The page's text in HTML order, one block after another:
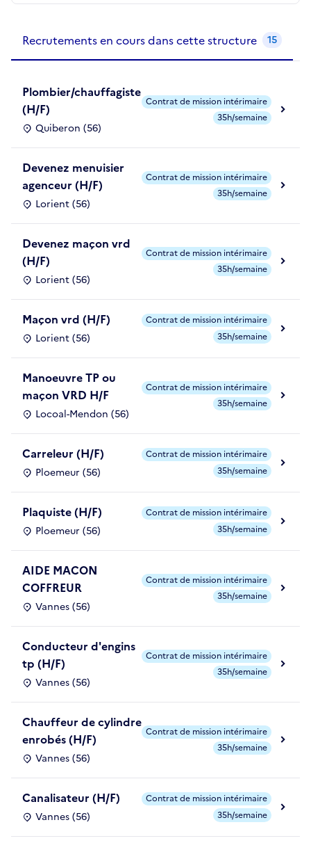
Recrutements en cours dans cette structure 15
Plombier/chauffagiste
(H/F)
Quiberon (56)
Contrat de mission intérimaire
35h/semaine
Devenez menuisier
agenceur (H/F)
Lorient (56)
Contrat de mission intérimaire
35h/semaine
Devenez maçon vrd
(H/F)
Lorient (56)
Contrat de mission intérimaire
35h/semaine
Maçon vrd (H/F)
Lorient (56)
Contrat de mission intérimaire
35h/semaine
Manoeuvre TP ou
maçon VRD H/F
Locoal-Mendon (56)
Contrat de mission intérimaire
35h/semaine
Carreleur (H/F)
Ploemeur (56)
Contrat de mission intérimaire
35h/semaine
Plaquiste (H/F)
Ploemeur (56)
Contrat de mission intérimaire
35h/semaine
AIDE MACON
COFFREUR
Vannes (56)
Contrat de mission intérimaire
35h/semaine
Conducteur d'engins
tp (H/F)
Vannes (56)
Contrat de mission intérimaire
35h/semaine
Chauffeur de cylindre
enrobés (H/F)
Vannes (56)
Contrat de mission intérimaire
35h/semaine
Canalisateur (H/F)
Vannes (56)
Contrat de mission intérimaire
35h/semaine